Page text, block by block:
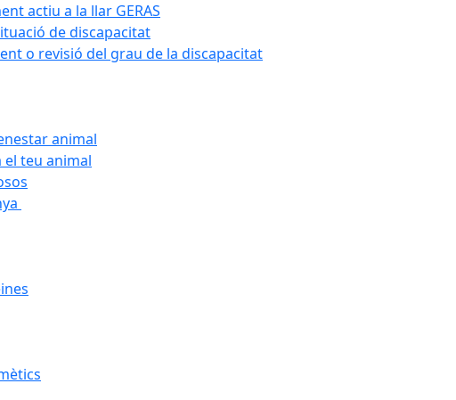
actiu a la llar GERAS
de discapacitat
o revisió del grau de la discapacitat
animal
teu animal